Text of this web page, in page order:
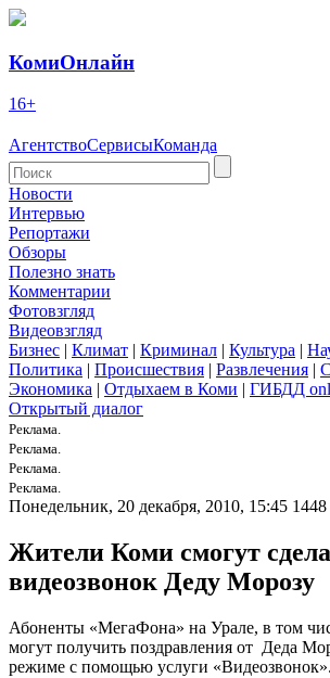
КомиОнлайн
16+
АгентствоСервисыКоманда
Новости
Интервью
Репортажи
Обзоры
Полезно знать
Комментарии
Фотовзгляд
Видеовзгляд
Бизнес | Климат | Криминал | Культура |
Политика | Происшествия | Развлечения |
Экономика | Отдыхаем в Коми | ГИБДД
Открытый диалог
Реклама.
Реклама.
Реклама.
Реклама.
Понедельник, 20 декабря, 2010, 15:45 1448
Жители Коми смогут
видеозвонок Деду Морозу
Абоненты «МегаФона» на Урале, в том
могут получить поздравления от Деда
режиме с помощью услуги «Видеозвонок».